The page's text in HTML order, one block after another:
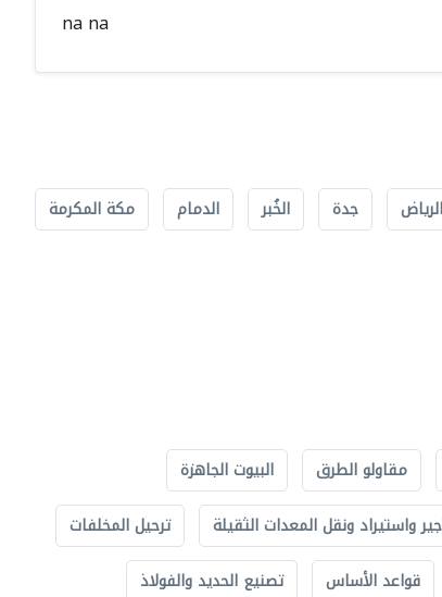
na na
الرياض جدة الخُبر الدمام مكة المكرمة
مقاولو الطرق
البيوت الجاهزة
واستيراد ونقل المعدات الثقيلة
ترحيل المخلفات
قواعد الأساس
تصنيع الحديد والفولاذ